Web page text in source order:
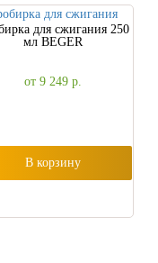
для сжигания 250
мл BEGER
от 9 249р.
В корзину